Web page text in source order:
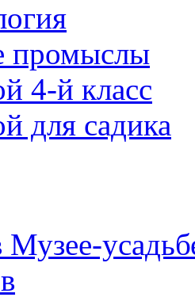
промыслы
4-й класс
для садика
Музее-